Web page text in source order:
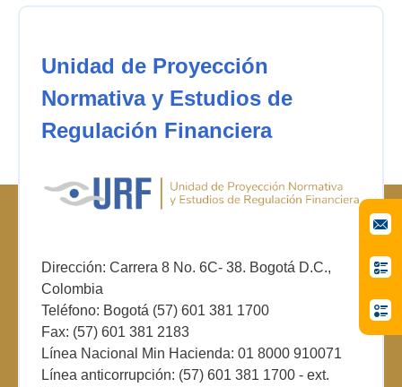
Unidad de Proyección
Normativa y Estudios de
Regulación Financiera
Dirección: Carrera 8 No. 6C- 38. Bogotá D.C.,
Colombia
Teléfono: Bogotá (57) 601 381 1700
Fax: (57) 601 381 2183
Línea Nacional Min Hacienda: 01 8000 910071
Línea anticorrupción: (57) 601 381 1700 - ext.